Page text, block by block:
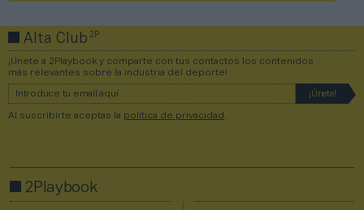
Alta Club2P
¡Únete a 2Playbook y comparte con tus contactos los contenidos
más relevantes sobre la industria del deporte!
Al suscribirte aceptas la política de privacidad
2Playbook